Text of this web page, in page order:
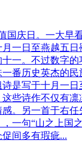
国庆日。一大早
一日至燕越五
一。不过数字
番历史英杰的民
是写于十月一
些诗作不仅有凛
。另一首于右
一句“山之上国
间多有瑕疵...